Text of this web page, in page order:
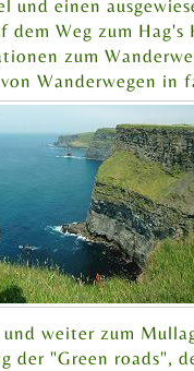
und einen
dem Weg zum Hag's
zum
Wanderwegen in
und weiter zum
der "Green roads",